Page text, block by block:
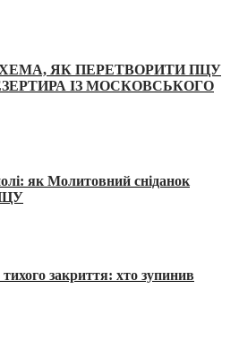
ЯК ПЕРЕТВОРИТИ ПЦУ
ІЗ МОСКОВСЬКОГО
як Молитовний сніданок
закриття: хто зупинив